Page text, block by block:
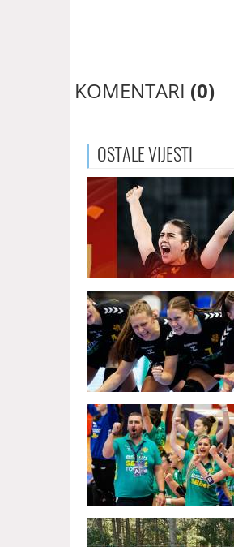
KOMENTARI (0)
OSTALEVIJESTI